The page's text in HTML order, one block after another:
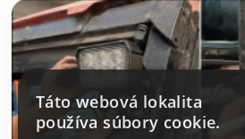
Táto webová lokalita
používa súbory cookie.